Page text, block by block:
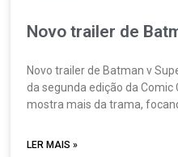
Novo trailer de
Novo trailer de Batman v
da segunda edição da Comic
mostra mais da trama,
LER MAIS »